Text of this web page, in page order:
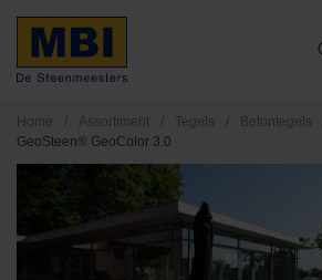
Home / Assortiment / Tegels / Betontegels
GeoSteen® GeoColor 3.0